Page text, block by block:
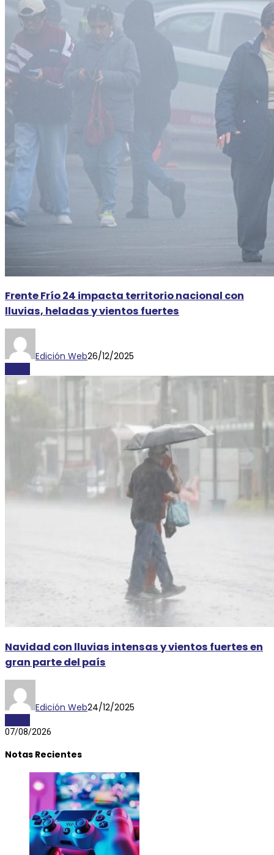
Frente Frío 24 impacta territorio nacional con
lluvias, heladas y vientos fuertes
Edición Web26/12/2025
Navidad con lluvias intensas y vientos fuertes en
gran parte del país
Edición Web24/12/2025
07/08/2026
Notas Recientes